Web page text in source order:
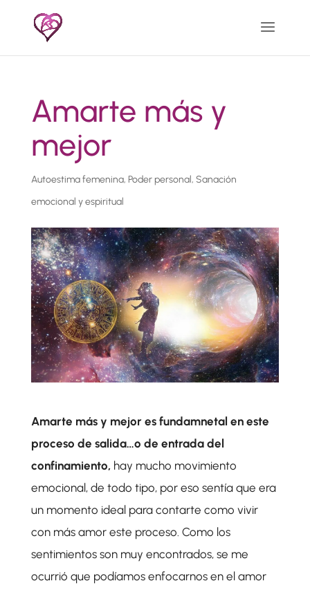
Amarte más y
mejor
Autoestima femenina, Poder personal, Sanación
emocional y espiritual
Amarte más y mejor es fundamnetal en este
proceso de salida…o de entrada del
confinamiento, hay mucho movimiento
emocional, de todo tipo, por eso sentía que era
un momento ideal para contarte como vivir
con más amor este proceso. Como los
sentimientos son muy encontrados, se me
ocurrió que podíamos enfocarnos en el amor